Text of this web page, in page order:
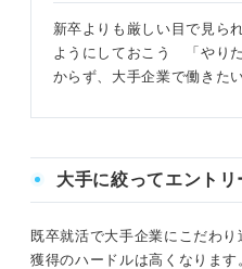
新卒よりも厳しい目で見ら
ようにしておこう 「やり
からず、大手企業で働きた
大手に絞ってエントリ
既卒就活で大手企業にこだわ
獲得のハードルは高くなりま